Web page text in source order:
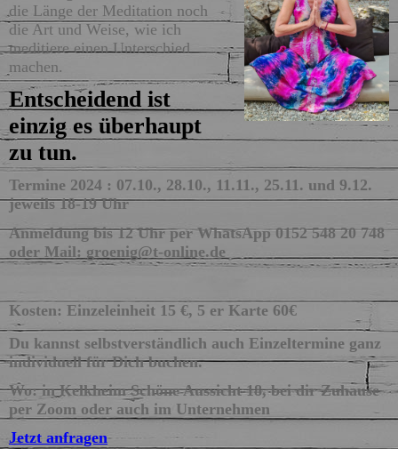
die Länge der Meditation noch
die Art und Weise, wie ich
meditiere einen Unterschied
machen.
Entscheidend ist
einzig es überhaupt
zu tun.
Termine 2024 : 07.10., 28.10., 11.11., 25.11. und 9.12.
jeweils 18-19 Uhr
Anmeldung bis 12 Uhr per WhatsApp 0152 548 20 748
oder Mail: groenig@t-online.de
Kosten: Einzeleinheit 15 €, 5 er Karte 60€
Du kannst selbstverständlich auch Einzeltermine ganz
individuell für Dich buchen.
Wo: in Kelkheim Schöne Aussicht 18, bei dir Zuhause
per Zoom oder auch im Unternehmen
Jetzt anfragen